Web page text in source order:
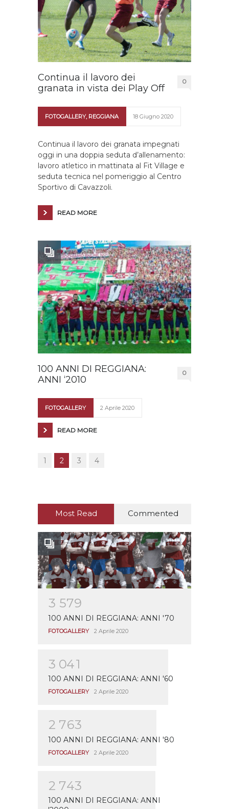
Continua il lavoro dei
granata in vista dei Play Off
0
FOTOGALLERY, REGGIANA 18 Giugno 2020
Continua il lavoro dei granata impegnati
oggi in una doppia seduta d’allenamento:
lavoro atletico in mattinata al Fit Village e
seduta tecnica nel pomeriggio al Centro
Sportivo di Cavazzoli.
READ MORE
100 ANNI DI REGGIANA:
ANNI ‘2010
0
FOTOGALLERY 2 Aprile 2020
READ MORE
1 2 3 4
Most Read Commented
3 579
100 ANNI DI REGGIANA: ANNI '70
FOTOGALLERY 2 Aprile 2020
3 041
100 ANNI DI REGGIANA: ANNI '60
FOTOGALLERY 2 Aprile 2020
2 763
100 ANNI DI REGGIANA: ANNI '80
FOTOGALLERY 2 Aprile 2020
2 743
100 ANNI DI REGGIANA: ANNI